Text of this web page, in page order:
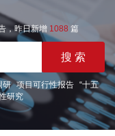
，昨日新增 1088 篇
研 项目可行性报告
“十五
研究